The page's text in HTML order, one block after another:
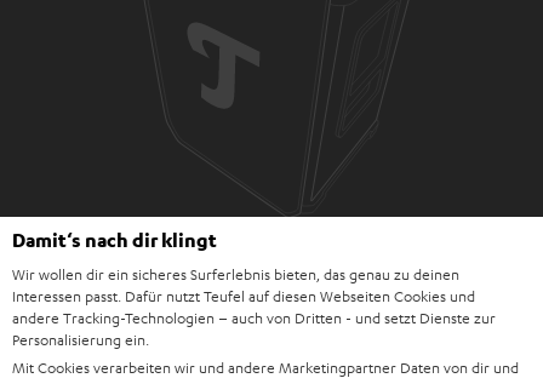
Zubehör nicht im Lieferumfang enthalten
Downloads und Service
Damit‘s nach dir klingt
Wir wollen dir ein sicheres Surferlebnis bieten, das genau zu deinen
Interessen passt. Dafür nutzt Teufel auf diesen Webseiten Cookies und
andere Tracking-Technologien – auch von Dritten - und setzt Dienste zur
Personalisierung ein.
Mit Cookies verarbeiten wir und andere Marketingpartner Daten von dir und